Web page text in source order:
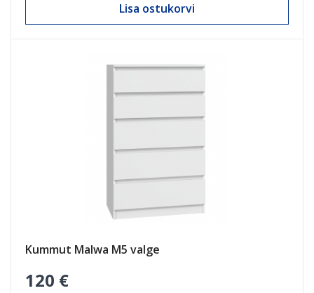
Lisa ostukorvi
Kummut Malwa M5 valge
120 €